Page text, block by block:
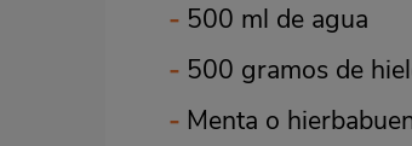
- 500 ml de agua
- 500 gramos de
- Menta o